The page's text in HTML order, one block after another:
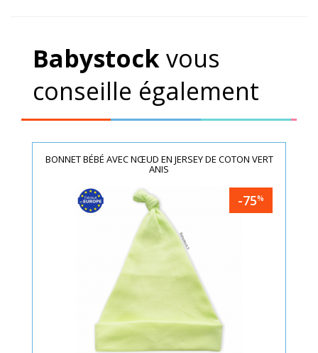
Babystockvous
conseille également
BONNET BÉBÉ AVEC NŒUD EN JERSEY DE COTON VERT
ANIS
-75%